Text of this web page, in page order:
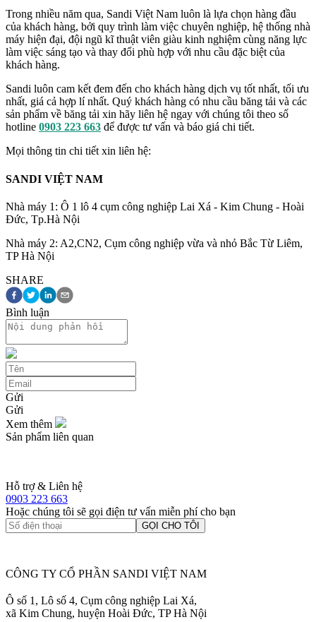
Trong nhiều năm qua, Sandi Việt Nam luôn là lựa chọn hàng đầu
của khách hàng, bởi quy trình làm việc chuyên nghiệp, hệ thống nhà
máy hiện đại, đội ngũ kĩ thuật viên giàu kinh nghiệm cùng năng lực
làm việc sáng tạo và thay đổi phù hợp với nhu cầu đặc biệt của
khách hàng.
Sandi luôn cam kết đem đến cho khách hàng dịch vụ tốt nhất, tối ưu
nhất, giá cả hợp lí nhất. Quý khách hàng có nhu cầu băng tải và các
sản phẩm về băng tải xin hãy liên hệ ngay với chúng tôi theo số
hotline 0903 223 663 để được tư vấn và báo giá chi tiết.
Mọi thông tin chi tiết xin liên hệ:
SANDI VIỆT NAM
Nhà máy 1: Ô 1 lô 4 cụm công nghiệp Lai Xá - Kim Chung - Hoài
Đức, Tp.Hà Nội
Nhà máy 2: A2,CN2, Cụm công nghiệp vừa và nhỏ Bắc Từ Liêm,
TP Hà Nội
SHARE
Bình luận
Gửi
Gửi
Xem thêm
Sản phẩm liên quan
Hỗ trợ & Liên hệ
0903 223 663
Hoặc chúng tôi sẽ gọi điện tư vấn miễn phí cho bạn
GỌI CHO TÔI
CÔNG TY CỔ PHẦN SANDI VIỆT NAM
Ô số 1, Lô số 4, Cụm công nghiệp Lai Xá,
xã Kim Chung, huyện Hoài Đức, TP Hà Nội